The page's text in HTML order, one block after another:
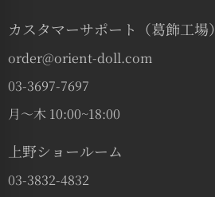
カスタマーサポート（葛飾工場）
order@orient-doll.com
03-3697-7697
月〜木 10:00~18:00
上野ショールーム
03-3832-4832